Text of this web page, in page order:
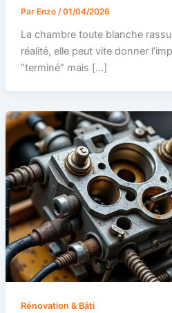
Par Enzo /01/04/2026
La chambre toute blanche
réalité, elle peut vite donner
“terminé” mais […]
Rénovation & Bâti